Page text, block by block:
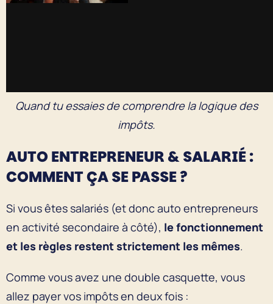
Quand tu essaies de comprendre la logique des
impôts.
AUTO ENTREPRENEUR & SALARIÉ :
COMMENT ÇA SE PASSE ?
Si vous êtes salariés (et donc auto entrepreneurs
en activité secondaire à côté), le fonctionnement
et les règles restent strictement les mêmes.
Comme vous avez une double casquette, vous
allez payer vos impôts en deux fois :